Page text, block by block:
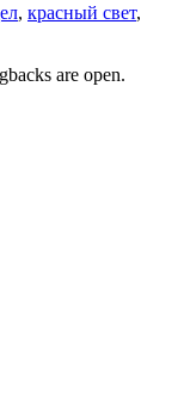
, красный свет,
are open.